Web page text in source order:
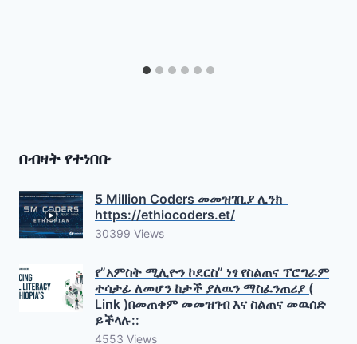
በብዛት የተነበቡ
5 Million Coders መመዝገቢያ ሊንክ
https://ethiocoders.et/
30399 Views
የ”አምስት ሚሊዮን ኮደርስ” ነፃ የስልጠና ፕሮግራም
ተሳታፊ ለመሆን ከታች ያለዉን ማስፈንጠሪያ (
Link )በመጠቀም መመዝገብ እና ስልጠና መዉሰድ
ይችላሉ::
4553 Views